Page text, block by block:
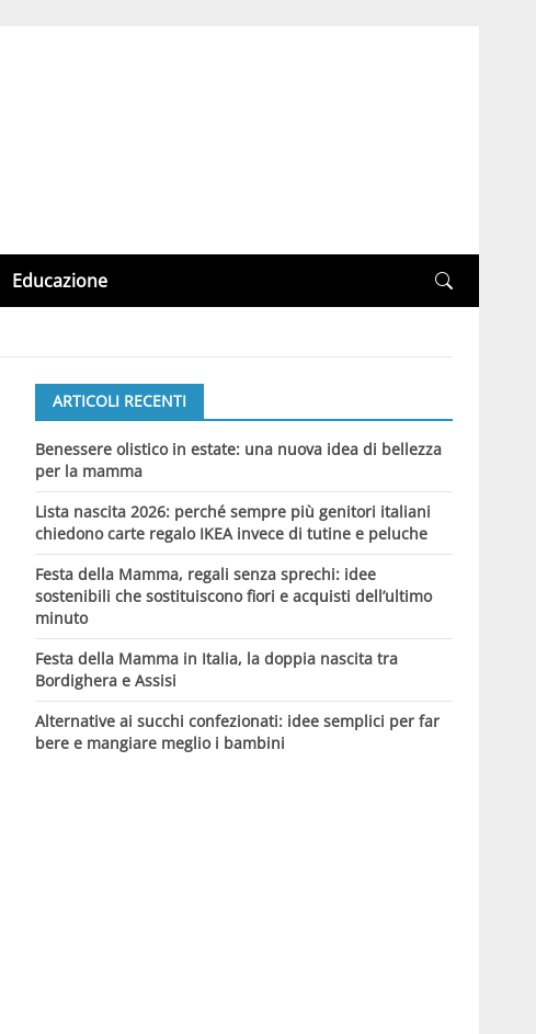
Educazione
ARTICOLI RECENTI
Benessere olistico in estate: una nuova idea di bellezza
per la mamma
Lista nascita 2026: perché sempre più genitori italiani
chiedono carte regalo IKEA invece di tutine e peluche
Festa della Mamma, regali senza sprechi: idee
sostenibili che sostituiscono fiori e acquisti dell’ultimo
minuto
Festa della Mamma in Italia, la doppia nascita tra
Bordighera e Assisi
Alternative ai succhi confezionati: idee semplici per far
bere e mangiare meglio i bambini